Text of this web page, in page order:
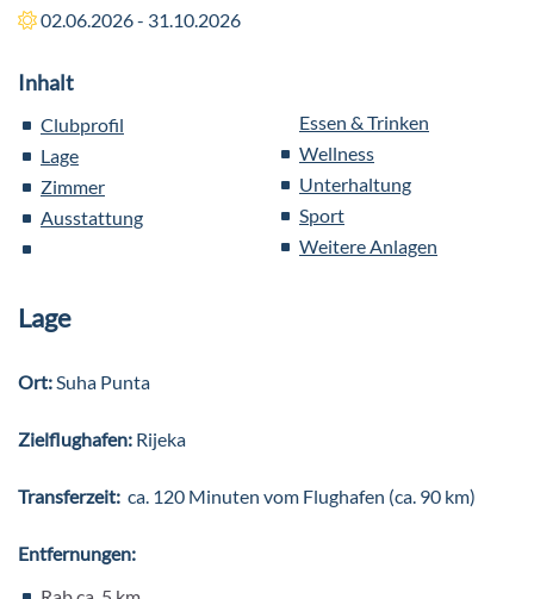
Inhalt
Clubprofil
Lage
Zimmer
Ausstattung
Essen & Trinken
Wellness
Unterhaltung
Sport
Weitere Anlagen
02.06.2026 - 31.10.2026
Lage
Ort: Suha Punta
Zielflughafen: Rijeka
Transferzeit: ca. 120 Minuten vom Flughafen (ca. 90 km)
Entfernungen: